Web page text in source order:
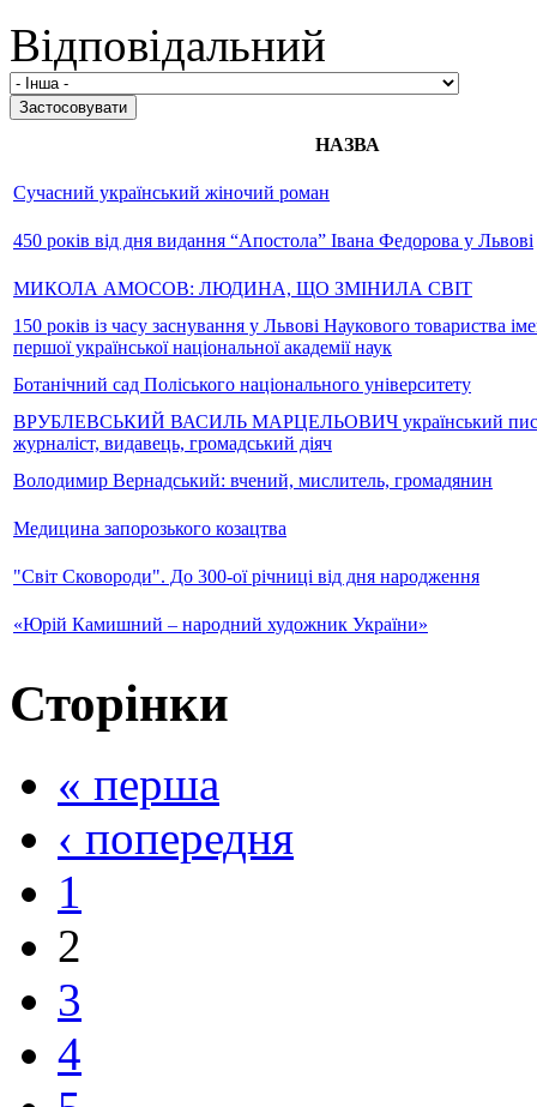
Відповідальний
НАЗВА
Сучасний український жіночий роман
450 років від дня видання “Апостола” Івана Федорова у Львові
МИКОЛА АМОСОВ: ЛЮДИНА, ЩО ЗМІНИЛА СВІТ
150 років із часу заснування у Львові Наукового товариства
першої української національної академії наук
Ботанічний сад Поліського національного університету
ВРУБЛЕВСЬКИЙ ВАСИЛЬ МАРЦЕЛЬОВИЧ український
журналіст, видавець, громадський діяч
Володимир Вернадський: вчений, мислитель, громадянин
Медицина запорозького козацтва
"Світ Сковороди". До 300-ої річниці від дня народження
«Юрій Камишний – народний художник України»
Сторінки
« перша
‹ попередня
1
2
3
4